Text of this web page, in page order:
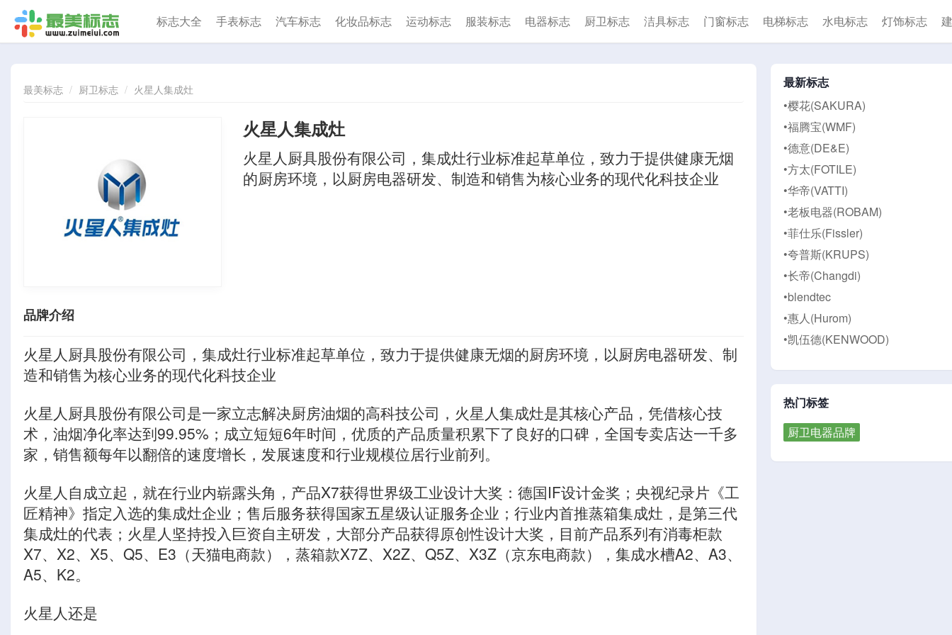
标志大全 手表标志 汽车标志 化妆品标志 运动标志 服装标志 电器标志 厨卫标志 洁具标志 门窗标志 电梯标志 水电标志 灯饰标志
最美标志 厨卫标志 火星人集成灶
火星人集成灶
火星人厨具股份有限公司，集成灶行业标准起草单位，致力于提供健康无烟
的厨房环境，以厨房电器研发、制造和销售为核心业务的现代化科技企业
品牌介绍
火星人厨具股份有限公司，集成灶行业标准起草单位，致力于提供健康无烟的厨房环境，以厨房电器研发、制
造和销售为核心业务的现代化科技企业
火星人厨具股份有限公司是一家立志解决厨房油烟的高科技公司，火星人集成灶是其核心产品，凭借核心技
术，油烟净化率达到99.95%；成立短短6年时间，优质的产品质量积累下了良好的口碑，全国专卖店达一千多
家，销售额每年以翻倍的速度增长，发展速度和行业规模位居行业前列。
火星人自成立起，就在行业内崭露头角，产品X7获得世界级工业设计大奖：德国IF设计金奖；央视纪录片《工
匠精神》指定入选的集成灶企业；售后服务获得国家五星级认证服务企业；行业内首推蒸箱集成灶，是第三代
集成灶的代表；火星人坚持投入巨资自主研发，大部分产品获得原创性设计大奖，目前产品系列有消毒柜款
X7、X2、X5、Q5、E3（天猫电商款），蒸箱款X7Z、X2Z、Q5Z、X3Z（京东电商款），集成水槽A2、A3、
A5、K2。
火星人还是
最新标志
•樱花(SAKURA)
•福腾宝(WMF)
•德意(DE&E)
•方太(FOTILE)
•华帝(VATTI)
•老板电器(ROBAM)
•菲仕乐(Fissler)
•夸普斯(KRUPS)
•长帝(Changdi)
•blendtec
•惠人(Hurom)
•凯伍德(KENWOOD)
热门标签
厨卫电器品牌